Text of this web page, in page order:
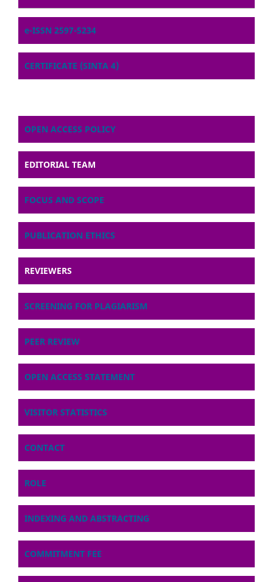
e-ISSN 2597-5234
CERTIFICATE (SINTA 4)
OPEN ACCESS POLICY
EDITORIAL TEAM
FOCUS AND SCOPE
PUBLICATION ETHICS
REVIEWERS
SCREENING FOR PLAGIARISM
PEER REVIEW
OPEN ACCESS STATEMENT
VISITOR STATISTICS
CONTACT
ROLE
INDEXING AND ABSTRACTING
COMMITMENT FEE